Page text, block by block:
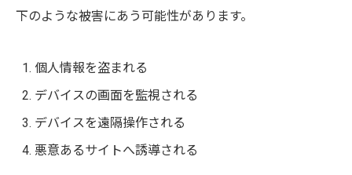
下のような被害にあう可能性があります。
個人情報を盗まれる
デバイスの画面を監視される
デバイスを遠隔操作される
悪意あるサイトへ誘導される